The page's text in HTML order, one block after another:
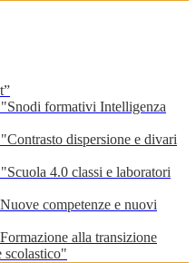
formativi Intelligenza
dispersione e divari
4.0 classi e laboratori
competenze e nuovi
alla transizione
scolastico"